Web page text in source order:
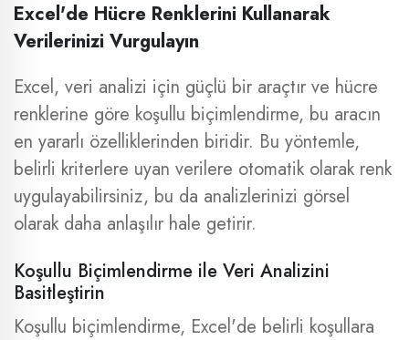
Excel'de Hücre Renklerini Kullanarak
Verilerinizi Vurgulayın
Excel, veri analizi için güçlü bir araçtır ve hücre
renklerine göre koşullu biçimlendirme, bu aracın
en yararlı özelliklerinden biridir. Bu yöntemle,
belirli kriterlere uyan verilere otomatik olarak renk
uygulayabilirsiniz, bu da analizlerinizi görsel
olarak daha anlaşılır hale getirir.
Koşullu Biçimlendirme ile Veri Analizini
Basitleştirin
Koşullu biçimlendirme, Excel'de belirli koşullara